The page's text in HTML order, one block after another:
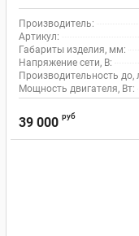
Производитель:
Артикул:
Габариты изделия, мм:
Напряжение сети, В:
Производительность до,
Мощность двигателя, Вт:
39 000 руб